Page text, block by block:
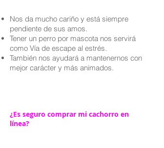
Nos da mucho cariño y está siempre
pendiente de sus amos.
Tener un perro por mascota nos servirá
como Vía de escape al estrés.
También nos ayudará a mantenernos con
mejor carácter y más animados.
¿Es seguro comprar mi cachorro en
línea?